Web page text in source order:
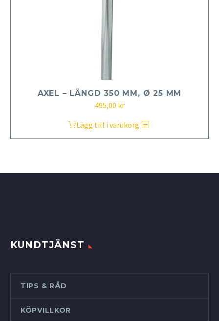
AXEL – LÄNGD 350 MM, Ø 25 MM
495,00 kr
Lägg till i varukorg
KUNDTJÄNST
TIPS & RÅD
KÖPVILLKOR